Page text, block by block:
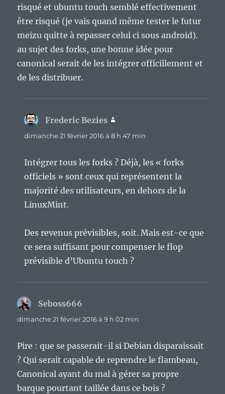
risqué et ubuntu touch semblé effectivement
être risqué (je vais quand même tester le futur
meizu quitte à repasser celui ci sous android).
au sujet des forks, une bonne idée pour
canonical serait de les intégrer officillement et
de les distribuer.
Frederic Bezies
dimanche 21 février 2016 à 8 h 47 min
Intégrer tous les forks ? Déjà, les « forks
officiels » sont ceux qui représentent la
majorité des utilisateurs, en dehors de la
LinuxMint.
Des revenus prévisibles, soit. Mais est-ce que
ce sera suffisant pour compenser le flop
prévisible d’Ubuntu touch ?
Seboss666
dimanche 21 février 2016 à 9 h 02 min
Pire : que se passerait-il si Debian disparaissait
? Qui serait capable de reprendre le flambeau,
Canonical ayant du mal à gérer sa propre
barque pourtant taillée dans ce bois ?